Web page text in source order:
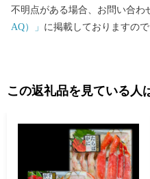
不明点がある場合、お問い合わ
AQ）」 に掲載しておりますので
この返礼品を見ている人